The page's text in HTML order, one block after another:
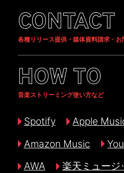
CONTACT
各種リリース提供・媒体資料請求・お
HOW TO
音楽ストリーミング使い方など
Spotify Apple
Amazon Music
AWA
楽天ミュージ